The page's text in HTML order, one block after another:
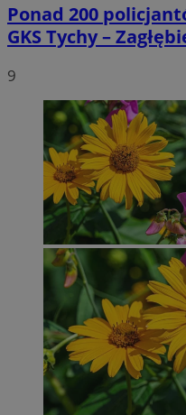
Ponad 200
GKS Tychy –
9